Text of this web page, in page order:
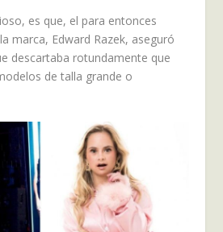
es que, el para entonces
marca, Edward Razek, aseguró
descartaba rotundamente que
de talla grande o